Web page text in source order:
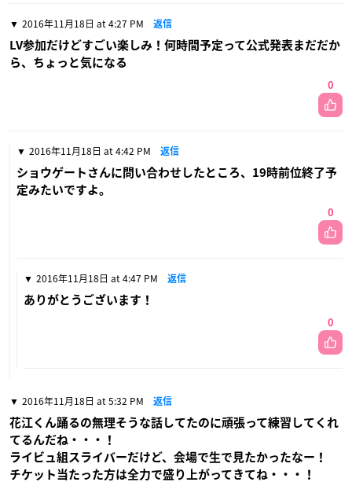
2016年11月18日 at 4:27 PM 返信
LV参加だけどすごい楽しみ！何時間予定って公式発表まだだか
ら、ちょっと気になる
0
2016年11月18日 at 4:42 PM 返信
ショウゲートさんに問い合わせしたところ、19時前位終了予
定みたいですよ。
0
2016年11月18日 at 4:47 PM 返信
ありがとうございます！
0
2016年11月18日 at 5:32 PM 返信
花江くん踊るの無理そうな話してたのに頑張って練習してくれ
てるんだね・・・！
ライビュ組スライバーだけど、会場で生で見たかったなー！
チケット当たった方は全力で盛り上がってきてね・・・！